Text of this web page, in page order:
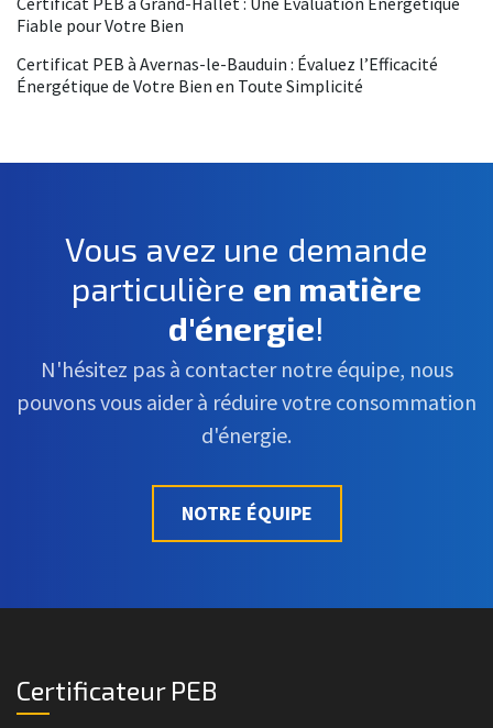
Fiable pour Votre Bien
Certificat PEB à Avernas-le-Bauduin : Évaluez l’Efficacité
Énergétique de Votre Bien en Toute Simplicité
Vous avez une demande
particulière en matière
d'énergie!
N'hésitez pas à contacter notre équipe, nous
pouvons vous aider à réduire votre consommation
d'énergie.
NOTRE ÉQUIPE
Certificateur PEB